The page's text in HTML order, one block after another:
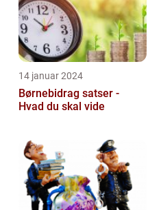
14 januar 2024
Børnebidrag satser -
Hvad du skal vide